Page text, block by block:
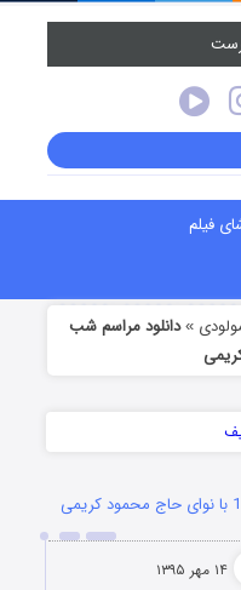
فیلم
»دانلود مراسم شب
۱۴ مهر ۱۳۹۵